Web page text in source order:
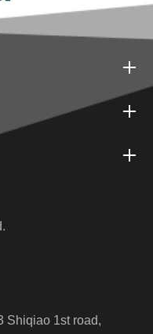
Shiqiao 1st road,